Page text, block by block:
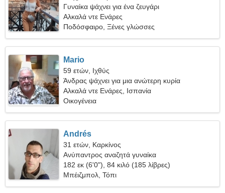
Γυναίκα ψάχνει για ένα ζευγάρι
Αλκαλά ντε Ενάρες
Ποδόσφαιρο, Ξένες γλώσσες
Mario
59 ετών, Ιχθύς
Άνδρας ψάχνει για μια ανώτερη κυρία
Αλκαλά ντε Ενάρες, Ισπανία
Οικογένεια
Andrés
31 ετών, Καρκίνος
Ανύπαντρος αναζητά γυναίκα
182 εκ (6'0"), 84 κιλό (185 λίβρες)
Μπέιζμπολ, Τόπι